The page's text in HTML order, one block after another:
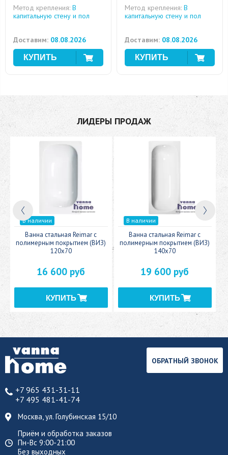
Метод крепления: В
капитальную стену и пол
Доставим: 08.08.2026
Метод крепления: В
капитальную стену и пол
Доставим: 08.08.2026
ЛИДЕРЫ ПРОДАЖ
В наличии
Ванна стальная Reimar с
полимерным покрытием (ВИЗ)
120x70
16 600 руб
В наличии
Ванна стальная Reimar с
полимерным покрытием (ВИЗ)
140x70
19 600 руб
+7 965 431-31-11
+7 495 481-41-74
Москва, ул. Голубинская 15/10
Приём и обработка заказов
Пн-Вс 9:00-21:00
Без выходных
ОБРАТНЫЙ ЗВОНОК